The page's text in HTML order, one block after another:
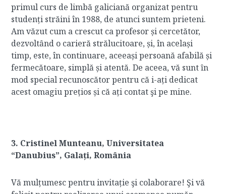
primul curs de limbă galiciană organizat pentru
studenți străini în 1988, de atunci suntem prieteni.
Am văzut cum a crescut ca profesor și cercetător,
dezvoltȃnd o carieră strălucitoare, și, în același
timp, este, în continuare, aceeași persoană afabilă și
fermecătoare, simplă și atentă. De aceea, vă sunt ȋn
mod special recunoscător pentru că i-ați dedicat
acest omagiu prețios și că ați contat şi pe mine.
3. Cristinel Munteanu, Universitatea
“Danubius”, Galați, România
Vă mulțumesc pentru invitație şi colaborare! Şi vă